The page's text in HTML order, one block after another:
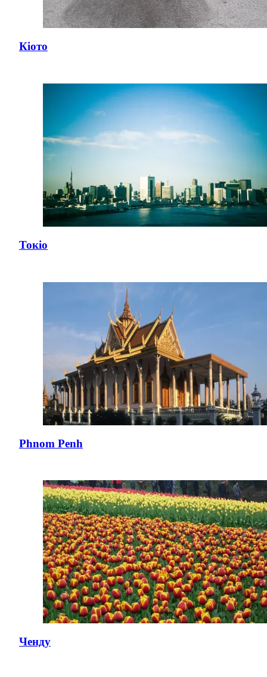
Кіото
Токіо
Phnom Penh
Ченду